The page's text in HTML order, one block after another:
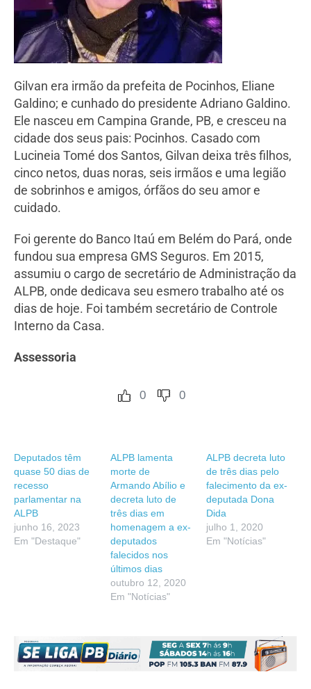
Gilvan era irmão da prefeita de Pocinhos, Eliane
Galdino; e cunhado do presidente Adriano Galdino.
Ele nasceu em Campina Grande, PB, e cresceu na
cidade dos seus pais: Pocinhos. Casado com
Lucineia Tomé dos Santos, Gilvan deixa três filhos,
cinco netos, duas noras, seis irmãos e uma legião
de sobrinhos e amigos, órfãos do seu amor e
cuidado.
Foi gerente do Banco Itaú em Belém do Pará, onde
fundou sua empresa GMS Seguros. Em 2015,
assumiu o cargo de secretário de Administração da
ALPB, onde dedicava seu esmero trabalho até os
dias de hoje. Foi também secretário de Controle
Interno da Casa.
Assessoria
0 0
Deputados têm
quase 50 dias de
recesso
parlamentar na
ALPB
junho 16, 2023
Em "Destaque"
ALPB lamenta
morte de
Armando Abílio e
decreta luto de
três dias em
homenagem a ex-
deputados
falecidos nos
últimos dias
outubro 12, 2020
Em "Notícias"
ALPB decreta luto
de três dias pelo
falecimento da ex-
deputada Dona
Dida
julho 1, 2020
Em "Notícias"